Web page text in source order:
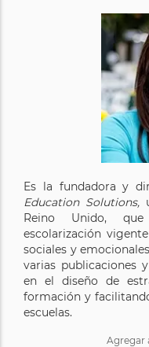
Es la fundadora y
Education Solutions,
Reino Unido,
escolarización
sociales y
varias publicaciones
en el diseño de
formación y
escuelas.
Agregar